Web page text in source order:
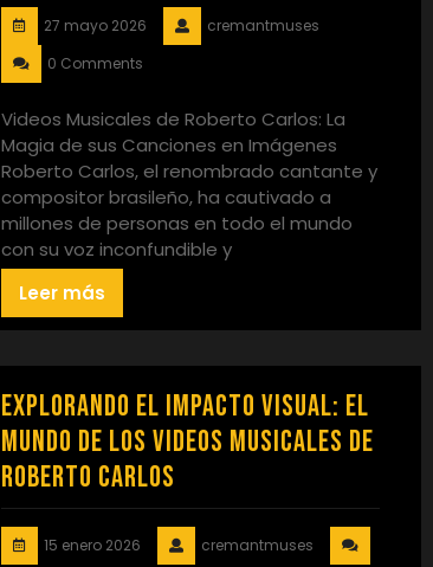
27 mayo 2026
cremantmuses
0 Comments
Videos Musicales de Roberto Carlos: La
Magia de sus Canciones en Imágenes
Roberto Carlos, el renombrado cantante y
compositor brasileño, ha cautivado a
millones de personas en todo el mundo
con su voz inconfundible y
Leer más
Explorando el Impacto Visual: El
Mundo de los Videos Musicales de
Roberto Carlos
15 enero 2026
cremantmuses